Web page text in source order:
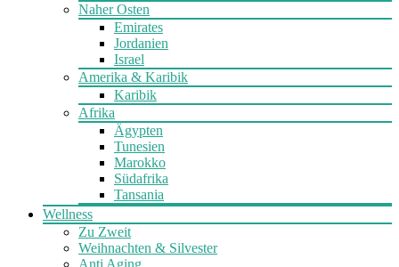
Naher Osten
Emirates
Jordanien
Israel
Amerika & Karibik
Karibik
Afrika
Ägypten
Tunesien
Marokko
Südafrika
Tansania
Wellness
Zu Zweit
Weihnachten & Silvester
Anti Aging